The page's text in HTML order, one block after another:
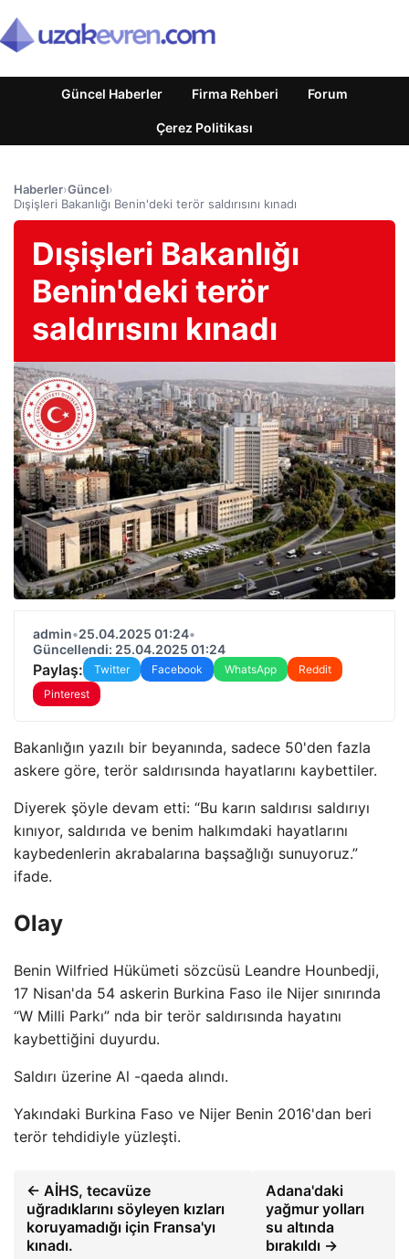
Güncel Haberler Firma Rehberi Forum
Çerez Politikası
Haberler›Güncel›
Dışişleri Bakanlığı Benin'deki terör saldırısını kınadı
Dışişleri Bakanlığı
Benin'deki terör
saldırısını kınadı
admin•25.04.2025 01:24•
Güncellendi: 25.04.2025 01:24
Paylaş: Twitter Facebook WhatsApp
Reddit
Pinterest
Bakanlığın yazılı bir beyanında, sadece 50'den fazla
askere göre, terör saldırısında hayatlarını kaybettiler.
Diyerek şöyle devam etti: “Bu karın saldırısı saldırıyı
kınıyor, saldırıda ve benim halkımdaki hayatlarını
kaybedenlerin akrabalarına başsağlığı sunuyoruz.”
ifade.
Olay
Benin Wilfried Hükümeti sözcüsü Leandre Hounbedji,
17 Nisan'da 54 askerin Burkina Faso ile Nijer sınırında
“W Milli Parkı” nda bir terör saldırısında hayatını
kaybettiğini duyurdu.
Saldırı üzerine Al -qaeda alındı.
Yakındaki Burkina Faso ve Nijer Benin 2016'dan beri
terör tehdidiyle yüzleşti.
← AİHS, tecavüze
uğradıklarını söyleyen kızları
koruyamadığı için Fransa'yı
kınadı.
Adana'daki
yağmur yolları
su altında
bırakıldı →